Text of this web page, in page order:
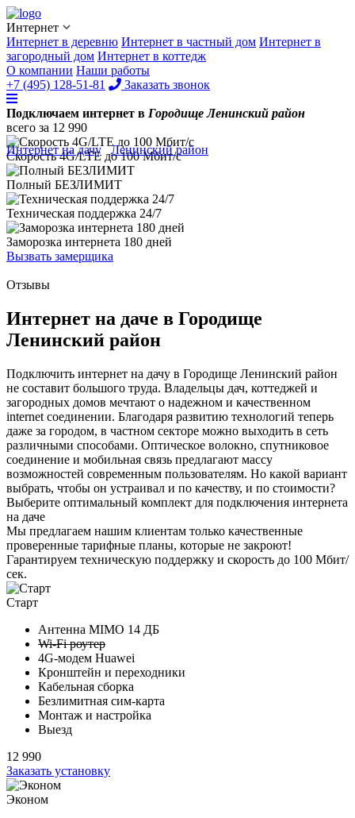
Интернет
Интернет в деревню Интернет в частный дом Интернет в
загородный дом Интернет в коттедж
О компании Наши работы
+7 (495) 128-51-81
Заказать звонок
Интернет на дачу/ Ленинский район
Подключаем интернет в Городище Ленинский район
всего за 12 990
Скорость 4G/LTE до100 Мбит/с
Полный БЕЗЛИМИТ
Техническая поддержка 24/7
Заморозка интернета 180 дней
Вызвать замерщика
Отзывы
Интернет на даче в Городище
Ленинский район
Подключить интернет на дачу в Городище Ленинский район
не составит большого труда. Владельцы дач, коттеджей и
загородных домов мечтают о надежном и качественном
internet соединении. Благодаря развитию технологий теперь
даже за городом, в частном секторе можно выходить в сеть
различными способами. Оптическое волокно, спутниковое
соединение и мобильная связь предлагают массу
возможностей современным пользователям. Но какой вариант
выбрать, чтобы он устраивал и по качеству, и по стоимости?
Выберите оптимальный комплект для подключения интернета
на даче
Мы предлагаем нашим клиентам только качественные
проверенные тарифные планы, которые не закроют!
Гарантируем техническую поддержку и скорость до 100 Мбит/
сек.
Старт
Антенна MIMO 14 ДБ
Wi-Fi роутер
4G-модем Huawei
Кронштейн и переходники
Кабельная сборка
Безлимитная сим-карта
Монтаж и настройка
Выезд
12 990
Заказать установку
Эконом